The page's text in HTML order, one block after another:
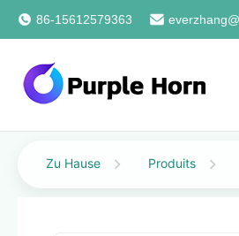
86-15612579363
Zu Hause Produits